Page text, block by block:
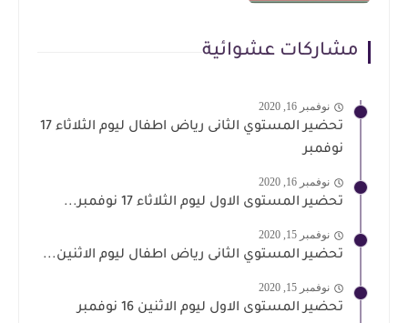
مشاركات عشوائية
نوفمبر 16, 2020
تحضير المستوي الثانى رياض اطفال ليوم الثلاثاء 17
نوفمبر
نوفمبر 16, 2020
تحضير المستوى الاول ليوم الثلاثاء 17 نوفمبر...
نوفمبر 15, 2020
تحضير المستوي الثانى رياض اطفال ليوم الاثنين...
نوفمبر 15, 2020
تحضير المستوى الاول ليوم الاثنين 16 نوفمبر